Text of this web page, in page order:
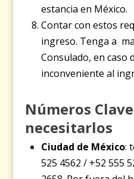
estancia en México.
Contar con estos
ingreso. Tenga a
Consulado, en caso
inconveniente al
Números
necesitarlos
Ciudad de México:
525 4562 / +52 555